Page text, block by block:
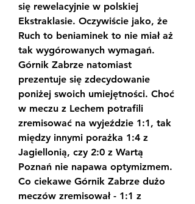
się rewelacyjnie w polskiej
Ekstraklasie. Oczywiście jako, że
Ruch to beniaminek to nie miał aż
tak wygórowanych wymagań.
Górnik Zabrze natomiast
prezentuje się zdecydowanie
poniżej swoich umiejętności. Choć
w meczu z Lechem potrafili
zremisować na wyjeździe 1:1, tak
między innymi porażka 1:4 z
Jagiellonią, czy 2:0 z Wartą
Poznań nie napawa optymizmem.
Co ciekawe Górnik Zabrze dużo
meczów zremisował - 1:1 z